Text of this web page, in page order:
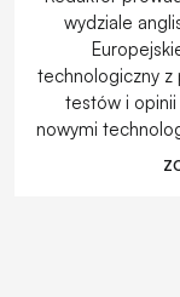
wydziale
technologiczny z
testów i
nowymi